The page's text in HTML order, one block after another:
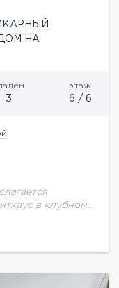
НА
3
этаж
6 / 6
в клубном
Просторный,